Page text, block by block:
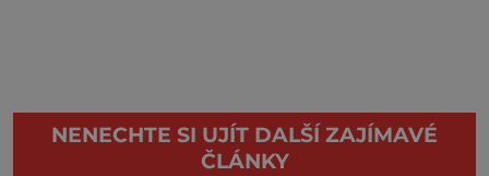
NENECHTE SI UJÍT DALŠÍ ZAJÍMAVÉ
ČLÁNKY